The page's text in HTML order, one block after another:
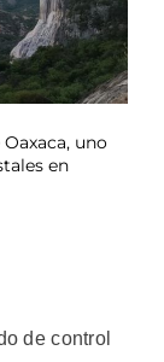
uno
en
de control